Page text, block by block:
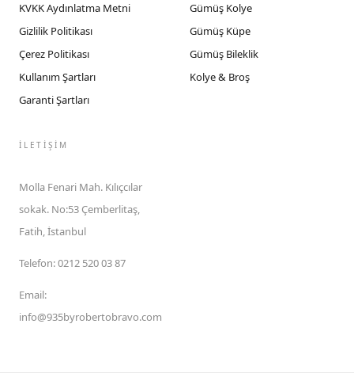
KVKK Aydınlatma Metni
Gizlilik Politikası
Çerez Politikası
Kullanım Şartları
Garanti Şartları
Gümüş Kolye
Gümüş Küpe
Gümüş Bileklik
Kolye & Broş
İLETIŞIM
Molla Fenari Mah. Kılıçcılar
sokak. No:53 Çemberlitaş,
Fatih, İstanbul
Telefon:0212 520 03 87
Email:
info@935byrobertobravo.com